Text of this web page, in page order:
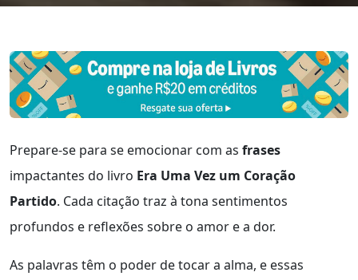
Prepare-se para se emocionar com as frases
impactantes do livro Era Uma Vez um Coração
Partido. Cada citação traz à tona sentimentos
profundos e reflexões sobre o amor e a dor.
As palavras têm o poder de tocar a alma, e essas